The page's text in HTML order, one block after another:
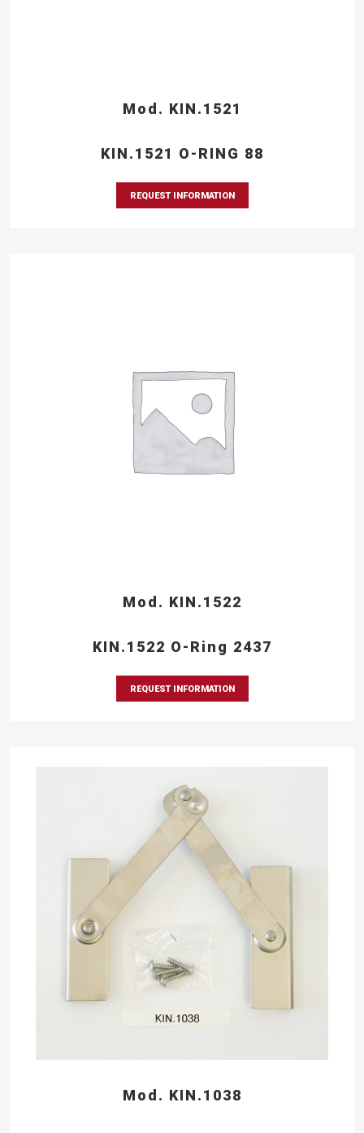
Mod. KIN.1521
KIN.1521 O-RING 88
REQUEST INFORMATION
Mod. KIN.1522
KIN.1522 O-Ring 2437
REQUEST INFORMATION
Mod. KIN.1038